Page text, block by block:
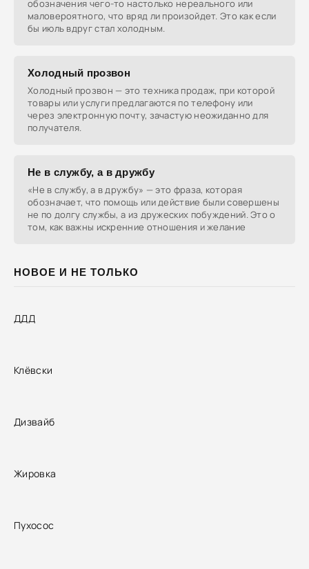
НОВОЕ И НЕ ТОЛЬКО
ДДД
Клёвски
Дизвайб
Жировка
Пухосос
обозначения чего-то настолько нереального или
маловероятного, что вряд ли произойдет. Это как если
бы июль вдруг стал холодным.
Холодный прозвон
Холодный прозвон — это техника продаж, при которой
товары или услуги предлагаются по телефону или
через электронную почту, зачастую неожиданно для
получателя.
Не в службу, а в дружбу
«Не в службу, а в дружбу» — это фраза, которая
обозначает, что помощь или действие были совершены
не по долгу службы, а из дружеских побуждений. Это о
том, как важны искренние отношения и желание